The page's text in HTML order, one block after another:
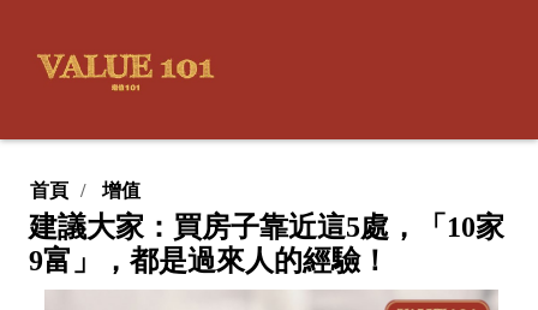
首頁 增值
建議大家：買房子靠近這5處，「10家
9富」，都是過來人的經驗！